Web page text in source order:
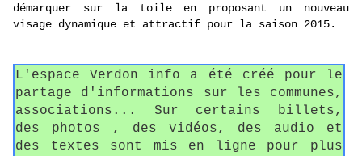
démarquer sur la toile en proposant un nouveau
visage dynamique et attractif pour la saison 2015.
L'espace Verdon info a été créé pour le
partage d'informations sur les communes,
associations... Sur certains billets,
des photos , des vidéos, des audio et
des textes sont mis en ligne pour plus